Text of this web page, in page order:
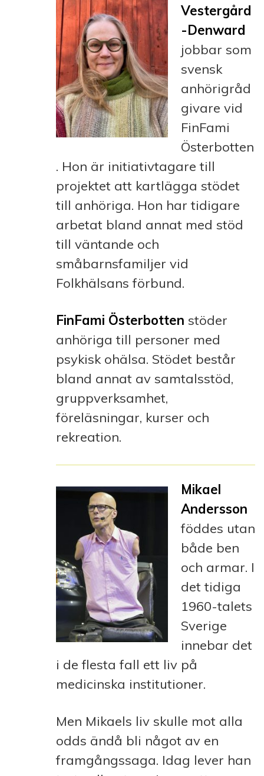
Vestergård
-Denward
jobbar som
svensk
anhörigråd
givare vid
FinFami
Österbotten
. Hon är initiativtagare till
projektet att kartlägga stödet
till anhöriga. Hon har tidigare
arbetat bland annat med stöd
till väntande och
småbarnsfamiljer vid
Folkhälsans förbund.
FinFami Österbotten stöder
anhöriga till personer med
psykisk ohälsa. Stödet består
bland annat av samtalsstöd,
gruppverksamhet,
föreläsningar, kurser och
rekreation.
Mikael
Andersson
föddes utan
både ben
och armar. I
det tidiga
1960-talets
Sverige
innebar det
i de flesta fall ett liv på
medicinska institutioner.
Men Mikaels liv skulle mot alla
odds ändå bli något av en
framgångssaga. Idag lever han